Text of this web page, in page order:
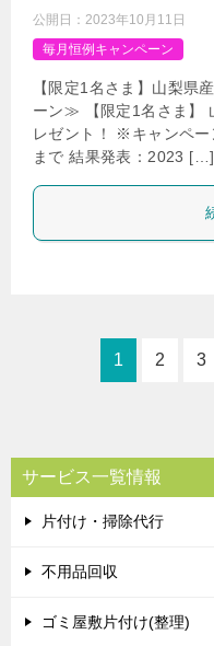
公開日： 2023年10月11日
毎月恒例キャンペーン
【限定1名さま】山梨
ーン≫ 【限定1名さま】
レゼント！ ※キャンペ
まで 結果発表：2023 […]
1 2 3
サービス一覧情報
片付け・掃除代行
不用品回収
ゴミ屋敷片付け(整理)